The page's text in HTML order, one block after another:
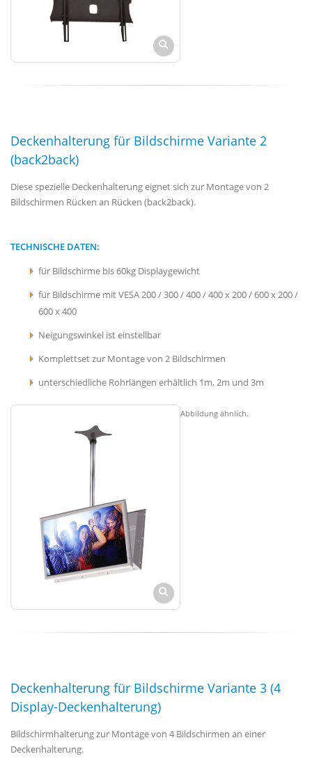
Deckenhalterung für Bildschirme Variante 2
(back2back)
Diese spezielle Deckenhalterung eignet sich zur Montage von 2
Bildschirmen Rücken an Rücken (back2back).
TECHNISCHE DATEN:
für Bildschirme bis 60kg Displaygewicht
für Bildschirme mit VESA 200 / 300 / 400 / 400 x 200 / 600 x 200 /
600 x 400
Neigungswinkel ist einstellbar
Komplettset zur Montage von 2 Bildschirmen
unterschiedliche Rohrlängen erhältlich 1m, 2m und 3m
Abbildung ähnlich.
Deckenhalterung für Bildschirme Variante 3 (4
Display-Deckenhalterung)
Bildschirmhalterung zur Montage von 4 Bildschirmen an einer
Deckenhalterung.